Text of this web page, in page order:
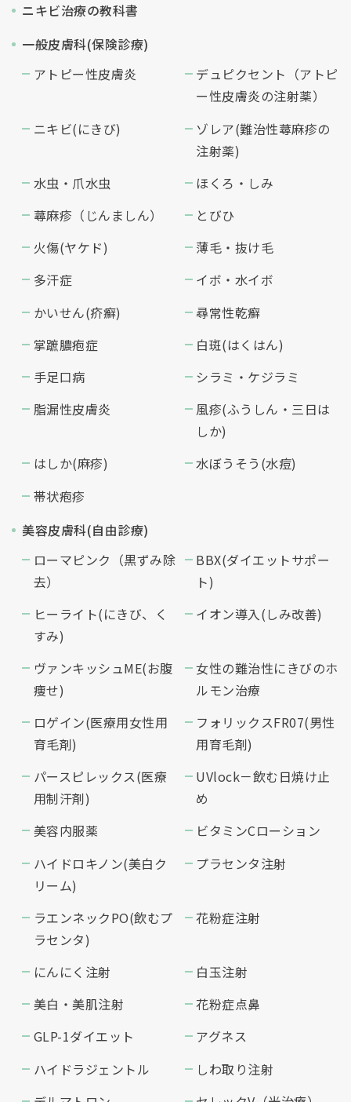
ニキビ治療の教科書
一般皮膚科(保険診療)
アトピー性皮膚炎
デュピクセント（アトピ
ー性皮膚炎の注射薬）
ニキビ(にきび)
ゾレア(難治性蕁麻疹の
注射薬)
水虫・爪水虫
ほくろ・しみ
蕁麻疹（じんましん）
とびひ
火傷(ヤケド)
薄毛・抜け毛
多汗症
イボ・水イボ
かいせん(疥癬)
尋常性乾癬
掌蹠膿疱症
白斑(はくはん)
手足口病
シラミ・ケジラミ
脂漏性皮膚炎
風疹(ふうしん・三日は
しか)
はしか(麻疹)
水ぼうそう(水痘)
帯状疱疹
美容皮膚科(自由診療)
ローマピンク（黒ずみ除
去）
BBX(ダイエットサポー
ト)
ヒーライト(にきび、く
すみ)
イオン導入(しみ改善)
ヴァンキッシュME(お腹
痩せ)
女性の難治性にきびのホ
ルモン治療
ロゲイン(医療用女性用
育毛剤)
フォリックスFR07(男性
用育毛剤)
パースピレックス(医療
用制汗剤)
UVlock－飲む日焼け止
め
美容内服薬
ビタミンCローション
ハイドロキノン(美白ク
リーム)
プラセンタ注射
ラエンネックPO(飲むプ
ラセンタ)
花粉症注射
にんにく注射
白玉注射
美白・美肌注射
花粉症点鼻
GLP-1ダイエット
アグネス
ハイドラジェントル
しわ取り注射